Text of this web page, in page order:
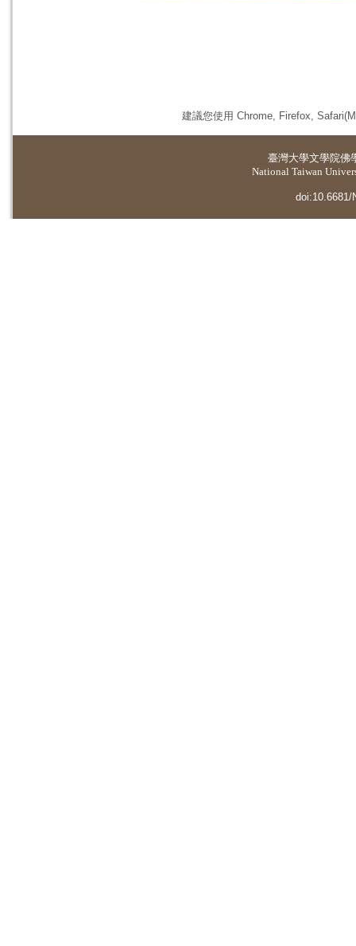
建議您使用 Chrome, Firefox,
臺灣大學文學院佛
National Taiwan
doi:10.6681/